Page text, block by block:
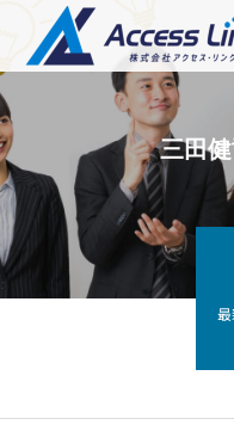
三田
最